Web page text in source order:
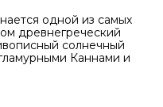
одной из самых
древнегреческий
солнечный
Каннами и